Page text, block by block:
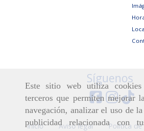
Este sitio web utiliza
terceros que permiten mejorar
navegación, analizar el uso de
publicidad relacionada con
Síguenos
Inicio Aviso legal Política de